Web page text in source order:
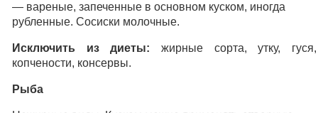
— вареные, запеченные в основном куском, иногда
рубленные. Сосиски молочные.
Исключить из диеты: жирные сорта, утку, гуся,
копчености, консервы.
Рыба